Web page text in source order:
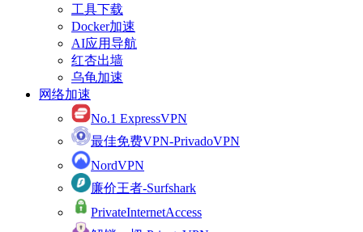
工具下载
Docker加速
AI应用导航
红杏出墙
乌龟加速
网络加速
No.1 ExpressVPN
最佳免费VPN-PrivadoVPN
NordVPN
廉价王者-Surfshark
PrivateInternetAccess